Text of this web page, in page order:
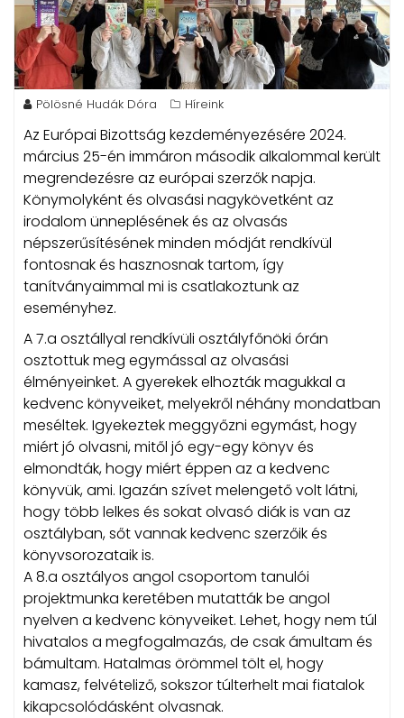
Pölösné Hudák Dóra Híreink
Az Európai Bizottság kezdeményezésére 2024.
március 25-én immáron második alkalommal került
megrendezésre az európai szerzők napja.
Könymolyként és olvasási nagykövetként az
irodalom ünneplésének és az olvasás
népszerűsítésének minden módját rendkívül
fontosnak és hasznosnak tartom, így
tanítványaimmal mi is csatlakoztunk az
eseményhez.
A 7.a osztállyal rendkívüli osztályfőnöki órán
osztottuk meg egymással az olvasási
élményeinket. A gyerekek elhozták magukkal a
kedvenc könyveiket, melyekről néhány mondatban
meséltek. Igyekeztek meggyőzni egymást, hogy
miért jó olvasni, mitől jó egy-egy könyv és
elmondták, hogy miért éppen az a kedvenc
könyvük, ami. Igazán szívet melengető volt látni,
hogy több lelkes és sokat olvasó diák is van az
osztályban, sőt vannak kedvenc szerzőik és
könyvsorozataik is.
A 8.a osztályos angol csoportom tanulói
projektmunka keretében mutatták be angol
nyelven a kedvenc könyveiket. Lehet, hogy nem túl
hivatalos a megfogalmazás, de csak ámultam és
bámultam. Hatalmas örömmel tölt el, hogy
kamasz, felvételiző, sokszor túlterhelt mai fiatalok
kikapcsolódásként olvasnak.